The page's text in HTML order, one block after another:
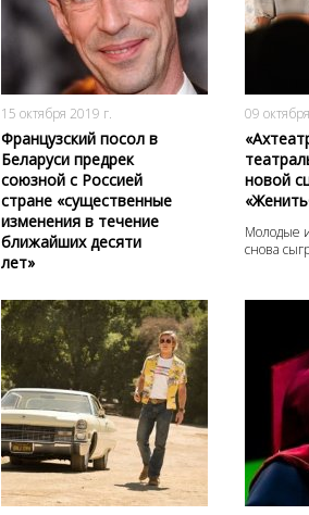
15 октября 2019 г.
Французский посол в
Беларуси предрек
союзной с Россией
стране «существенные
изменения в течение
ближайших десяти
лет»
2769
0
09
новой
Молодые
снова
3781
0